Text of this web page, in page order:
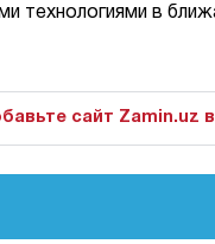
технологиями в
сайт Zamin.uz